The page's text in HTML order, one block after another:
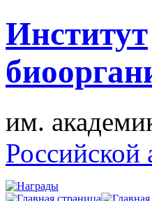
Институт
им.
Российской